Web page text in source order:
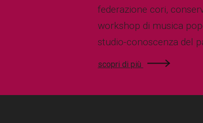
federazione cori,
workshop di musica
studio-conoscenza del
scopri di più